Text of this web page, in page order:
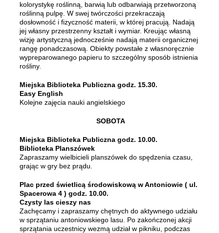
kolorystykę roślinną, barwią lub odbarwiają przetworzoną
roślinną pulpę. W swej twórczości przekraczają
dosłowność i fizyczność materii, w której pracują. Nadają
jej własny przestrzenny kształt i wymiar. Kreując własną
wizję artystyczną jednocześnie nadają materii organicznej
rangę ponadczasową. Obiekty powstałe z własnoręcznie
wypreparowanego papieru to szczególny sposób istnienia
rośliny.
Miejska Biblioteka Publiczna godz. 15.30.
Easy English
Kolejne zajęcia nauki angielskiego
SOBOTA
Miejska Biblioteka Publiczna godz. 10.00.
Biblioteka Planszówek
Zapraszamy wielbicieli planszówek do spędzenia czasu,
grając w gry bez prądu.
Plac przed świetlicą środowiskową w Antoniowie ( ul.
Spacerowa 4 ) godz. 10.00.
Czysty las cieszy nas
Zachęcamy i zapraszamy chętnych do aktywnego udziału
w sprzątaniu antoniowskiego lasu. Po zakończonej akcji
sprzątania uczestnicy wezmą udział w pikniku, podczas